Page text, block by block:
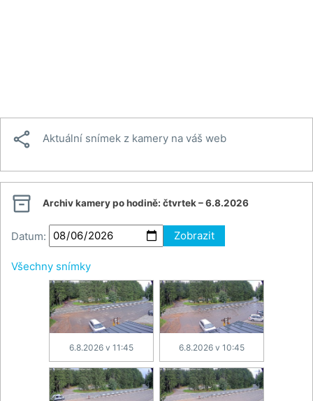
 Aktuální snímek z kamery na váš web
 Archiv kamery po hodině: čtvrtek – 6.8.2026
Datum: Zobrazit
Všechny snímky
6.8.2026 v 11:45 6.8.2026 v 10:45